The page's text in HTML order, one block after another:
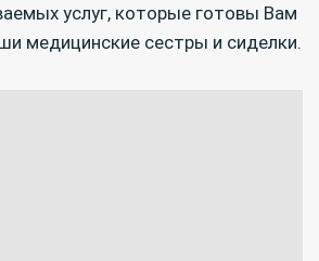
услуг, которые готовы Вам
медицинские сестры и сиделки.